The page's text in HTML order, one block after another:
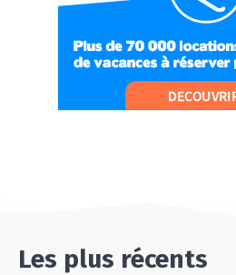
#Ep12 VLOG : ANNECY,
06:26
UN SÉJOUR SPORT &
07:19
Les plus récents